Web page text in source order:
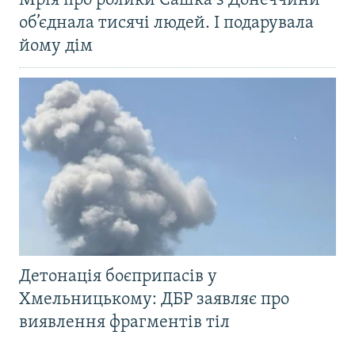
об’єднала тисячі людей. І подарувала
йому дім
Детонація боєприпасів у
Хмельницькому: ДБР заявляє про
виявлення фрагментів тіл